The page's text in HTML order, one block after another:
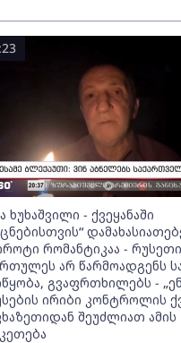
ხუხაშვილი - ქვეყანაში
რომანტიკაა -
არ წარმოადგენს
გვაფრთხილებს -
ირიბი კონტროლის
შეუძლიათ ამის